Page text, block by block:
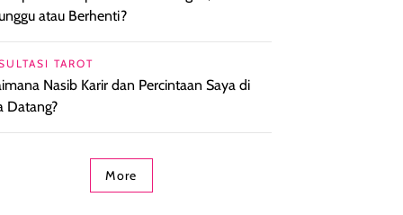
atau Berhenti?
TAROT
Nasib Karir dan Percintaan Saya di
Datang?
More